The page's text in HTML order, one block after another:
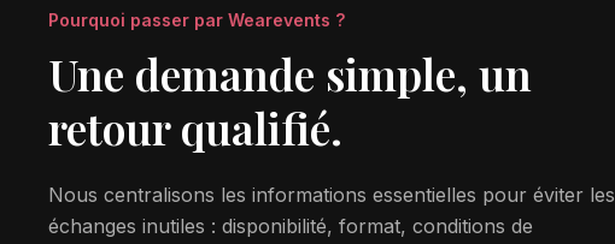
Pourquoi passer par Wearevents ?
Une demande simple, un
retour qualifié.
Nous centralisons les informations essentielles pour éviter les
échanges inutiles : disponibilité, format, conditions de